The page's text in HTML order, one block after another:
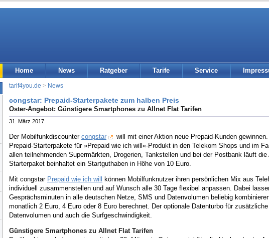
Home News Ratgeber Tarife Service
tarif4you.de > News
congstar: Prepaid-Starterpakete zum halben Preis
Oster-Angebot: Günstigere Smartphones zu Allnet Flat Tarifen
31. März 2017
Der Mobilfunkdiscounter congstar
will mit einer Aktion neue Prepaid-Kunden
Prepaid-Starterpakete für »Prepaid wie ich will«-Produkt in den Telekom Shops und im
allen teilnehmenden Supermärkten, Drogerien, Tankstellen und bei der Postbank läuft
Starterpaket beinhaltet ein Startguthaben in Höhe von 10 Euro.
Mit congstar Prepaid wie ich will
können Mobilfunknutzer ihren persönlichen Mix aus
individuell zusammenstellen und auf Wunsch alle 30 Tage flexibel anpassen. Dabei
Gesprächsminuten in alle deutschen Netze, SMS und Datenvolumen beliebig
monatlich 2 Euro, 4 Euro oder 8 Euro berechnet. Der optionale Datenturbo für
Datenvolumen und auch die Surfgeschwindigkeit.
Günstigere Smartphones zu Allnet Flat Tarifen